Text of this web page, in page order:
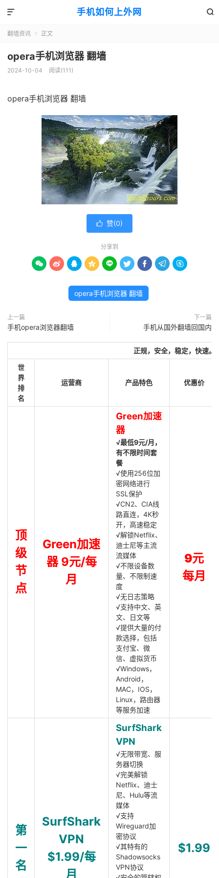
手机如何上外网 

翻墙资讯  正文
opera手机浏览器 翻墙
2024-10-04 阅读(111)
opera手机浏览器 翻墙
 赞(0)
分享到
        
opera手机浏览器 翻墙
上一篇
手机opera浏览器翻墙
下一篇
手机从国外翻墙回国内
正规，安全，稳定，快速。
世
界
排
名
运营商 产品特色 优惠价
顶
级
节
点
Green加速
器 9元/每
月
Green加速
器
√最低9元/月，
有不限时间套
餐
√使用256位加
密网络进行
SSL保护
√CN2、CIA线
路直连，4K秒
开，高速稳定
√解锁Netflix、
迪士尼等主流
流媒体
√不限设备数
量、不限制速
度
√无日志策略
√支持中文、英
文、日文等
√提供大量的付
款选择，包括
支付宝、微
信、虚拟货币
√Windows，
Android，
MAC，IOS，
Linux，路由器
等服务加速
9元
每月
第
一
名
SurfShark
VPN
$1.99/每
月
SurfShark
VPN
√无限带宽、服
务器切换
√完美解锁
Netflix、迪士
尼、Hulu等流
媒体
√支持
Wireguard加
密协议
√其特有的
Shadowsocks
VPN协议
$1.99